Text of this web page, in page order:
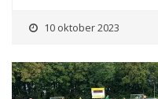
10 oktober 2023